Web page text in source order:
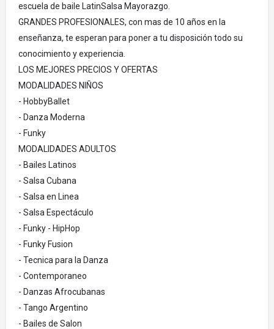
escuela de baile LatinSalsa Mayorazgo.
GRANDES PROFESIONALES, con mas de 10 años en la
enseñanza, te esperan para poner a tu disposición todo su
conocimiento y experiencia.
LOS MEJORES PRECIOS Y OFERTAS
MODALIDADES NIÑOS
- HobbyBallet
- Danza Moderna
- Funky
MODALIDADES ADULTOS
- Bailes Latinos
- Salsa Cubana
- Salsa en Linea
- Salsa Espectáculo
- Funky - HipHop
- Funky Fusion
- Tecnica para la Danza
- Contemporaneo
- Danzas Afrocubanas
- Tango Argentino
- Bailes de Salon